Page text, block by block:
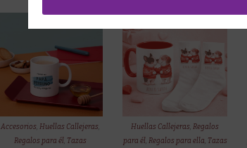
Accesorios,Huellas Callejeras,
Regalos para él, Tazas
Huellas Callejeras,Regalos
para él, Regalos para ella, Tazas